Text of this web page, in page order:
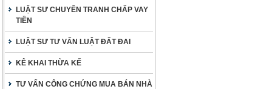
LUẬT SƯ CHUYÊN TRANH CHẤP VAY
TIỀN
LUẬT SƯ TƯ VẤN LUẬT ĐẤT ĐAI
KÊ KHAI THỪA KẾ
TƯ VẤN CÔNG CHỨNG MUA BÁN NHÀ